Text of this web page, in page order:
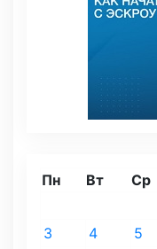
Пн Вт Ср
3
4 5